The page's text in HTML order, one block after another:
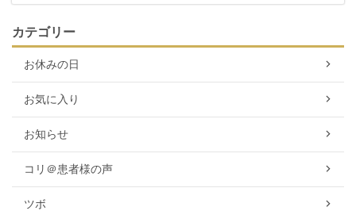
カテゴリー
お休みの日
お気に入り
お知らせ
コリ＠患者様の声
ツボ